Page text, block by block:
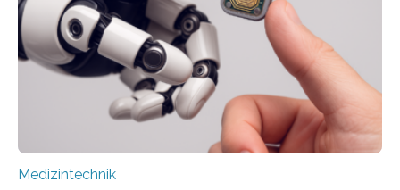
die Entwicklung eines berührungslosen
Assistenzsystems, das den Zustand der Person
kontinuierlich erfasst, pflegende Personen unterstützt
und in Notfällen selbstständig Alarm schlägt. „Die Idee
Medizintechnik